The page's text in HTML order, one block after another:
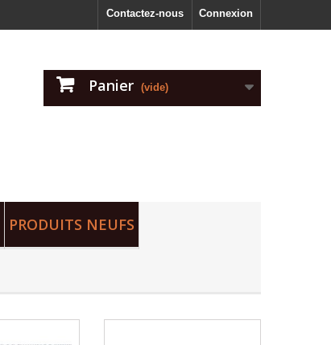
Connexion
Contactez-nous
Panier (vide)
PRODUITS NEUFS